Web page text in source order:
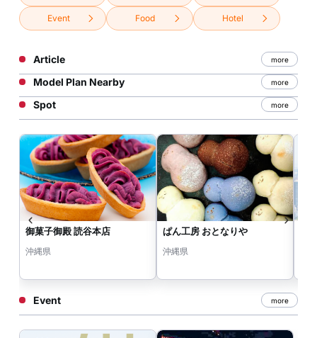
Event Food Hotel
Article more
Model Plan Nearby more
Spot more
御菓子御殿 読谷本店
沖縄県
ぱん工房 おとなりや
沖縄県
Event more